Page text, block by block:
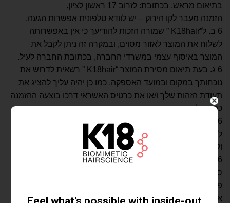
בתיאום מראש, בכתובת: לזרוב 17 ראשון לציון.
הזמנה מעבר לקו הירוק – יש לוודא טלפונית אפשרות הגעה.
6 ב. ל”K18hair ” שמורה הזכות להודיעך כי אין באפשרותה
לשלוח את המוצר לאזור מסוים, ובמקרה זה ניתן לקבל את
המוצר באיסוף עצמי במשרדי החברה, בכתובת החברה לעיל.
6 ג. בעת תיאום מסירת המוצר “K18hair ” רשאית לדרוש את
נוכחותך במקום ובמועד האספקה. כמו כן יהיה עליך להציג את
תעודת הזהות שלך ו/או את כרטיס האשראי דרכו בוצעה ההזמנה
כתנאי למסירת המוצר.
6 ד. במידה ובחרת באופציה של איסוף עצמי של המוצר, עליך
לאסוף אותו מהחברה תוך 14 ימי עבודה ובתיאום טלפוני מראש
ולא – תחויב בעמלת אחסון של 10 ₪ לכל יום נוסף.
6 ה. “K18hair ” אינה אחראית לעיכוב במסירת המוצר בשל
סיבות שאינן בשליטתה: כוח עליון, שביתות ו/או השבתות ו/או
פעולות איבה ו/או מבצעים צבאיים ו/או תקלות טכניות אחרות
אצלה או בחברת השליחויות.